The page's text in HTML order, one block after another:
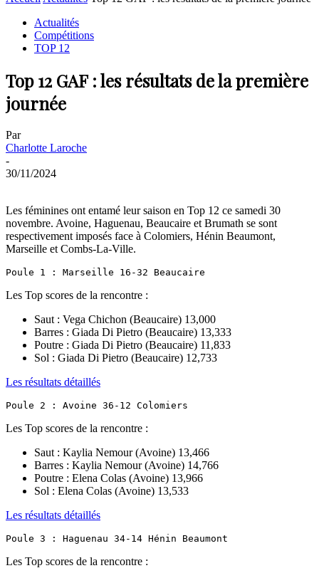
Actualités
Compétitions
TOP 12
Top 12 GAF : les résultats de la première
journée
Par
Charlotte Laroche
-
30/11/2024
Les féminines ont entamé leur saison en Top 12 ce samedi 30
novembre. Avoine, Haguenau, Beaucaire et Brumath se sont
respectivement imposés face à Colomiers, Hénin Beaumont,
Marseille et Combs-La-Ville.
Poule 1 : Marseille 16-32 Beaucaire
Les Top scores de la rencontre :
Saut : Vega Chichon (Beaucaire) 13,000
Barres : Giada Di Pietro (Beaucaire) 13,333
Poutre : Giada Di Pietro (Beaucaire) 11,833
Sol : Giada Di Pietro (Beaucaire) 12,733
Les résultats détaillés
Poule 2 : Avoine 36-12 Colomiers
Les Top scores de la rencontre :
Saut : Kaylia Nemour (Avoine) 13,466
Barres : Kaylia Nemour (Avoine) 14,766
Poutre : Elena Colas (Avoine) 13,966
Sol : Elena Colas (Avoine) 13,533
Les résultats détaillés
Poule 3 : Haguenau 34-14 Hénin Beaumont
Les Top scores de la rencontre :